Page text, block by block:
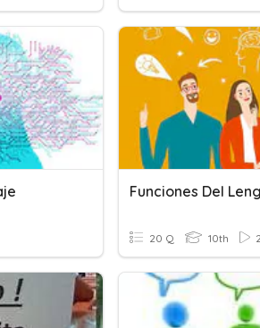
Funciones Del
20 Q 10th